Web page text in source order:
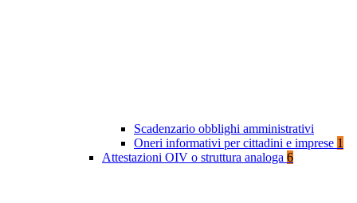
Scadenzario obblighi amministrativi
Oneri informativi per cittadini e imprese 1
Attestazioni OIV o struttura analoga 6